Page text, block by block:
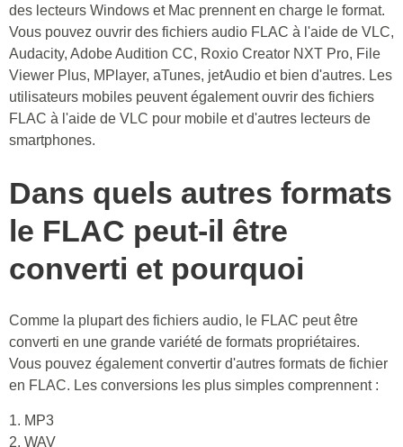
des lecteurs Windows et Mac prennent en charge le format.
Vous pouvez ouvrir des fichiers audio FLAC à l'aide de VLC,
Audacity, Adobe Audition CC, Roxio Creator NXT Pro, File
Viewer Plus, MPlayer, aTunes, jetAudio et bien d'autres. Les
utilisateurs mobiles peuvent également ouvrir des fichiers
FLAC à l'aide de VLC pour mobile et d'autres lecteurs de
smartphones.
Dans quels autres formats
le FLAC peut-il être
converti et pourquoi
Comme la plupart des fichiers audio, le FLAC peut être
converti en une grande variété de formats propriétaires.
Vous pouvez également convertir d'autres formats de fichier
en FLAC. Les conversions les plus simples comprennent :
1. MP3
2. WAV